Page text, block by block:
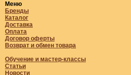
Меню
Бренды
Каталог
Доставка
Оплата
Договор оферты
Возврат и обмен товара
Обучение и мастер-классы
Статьи
Новости